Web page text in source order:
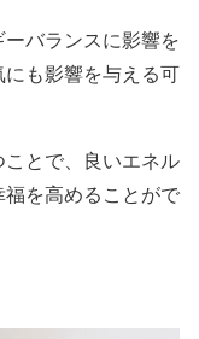
バランスに影響を
も影響を与える可
とで、良いエネル
を高めることがで